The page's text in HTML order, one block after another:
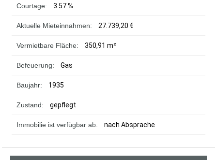
Courtage: 3.57 %
Aktuelle Mieteinnahmen: 27.739,20 €
Vermietbare Fläche: 350,91 m²
Befeuerung: Gas
Baujahr: 1935
Zustand: gepflegt
Immobilie ist verfügbar ab: nach Absprache